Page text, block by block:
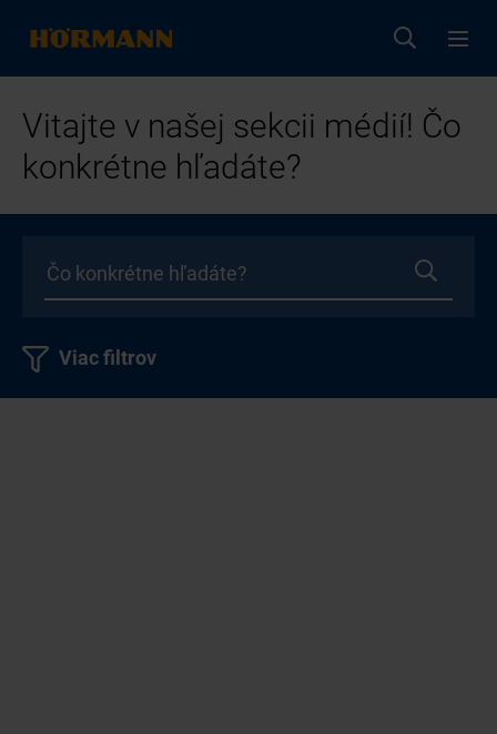
Vitajte v našej sekcii médií! Čo
konkrétne hľadáte?
Viac filtrov